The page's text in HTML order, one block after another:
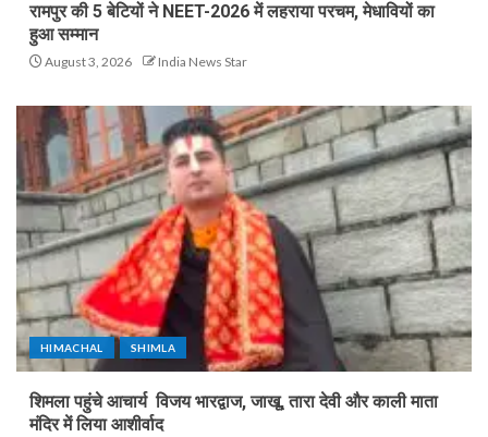
रामपुर की 5 बेटियों ने NEET-2026 में लहराया परचम, मेधावियों का
हुआ सम्मान
August 3, 2026 India News Star
HIMACHAL SHIMLA
शिमला पहुंचे आचार्य विजय भारद्वाज, जाखू, तारा देवी और काली माता
मंदिर में लिया आशीर्वाद